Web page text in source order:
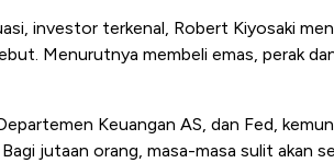
investor terkenal, Robert Kiyosaki
Menurutnya membeli emas, perak
Keuangan AS, dan Fed,
jutaan orang, masa-masa sulit akan